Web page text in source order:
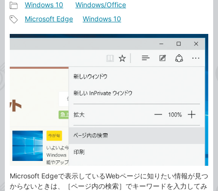
事
カ
テ
リ
Windows 10 Windows/Office
事
タ
Microsoft Edge Windows 10
Microsoft Edgeで表示しているWebページに知りたい情報が見つ
からないときは、［ページ内の検索］でキーワードを入力してみ